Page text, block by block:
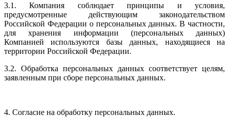
3.1. Компания соблюдает принципы и условия,
предусмотренные действующим законодательством
Российской Федерации о персональных данных. В частности,
для хранения информации (персональных данных)
Компанией используются базы данных, находящиеся на
территории Российской Федерации.
3.2. Обработка персональных данных соответствует целям,
заявленным при сборе персональных данных.
4. Согласие на обработку персональных данных.